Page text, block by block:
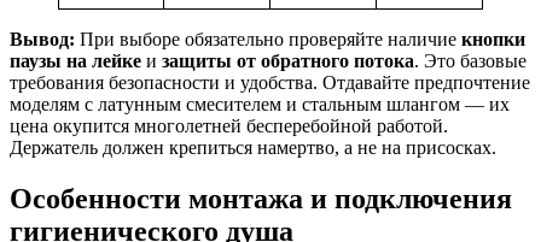
Вывод: При выборе обязательно проверяйте наличие кнопки
паузы на лейке и защиты от обратного потока. Это базовые
требования безопасности и удобства. Отдавайте предпочтение
моделям с латунным смесителем и стальным шлангом — их
цена окупится многолетней бесперебойной работой.
Держатель должен крепиться намертво, а не на присосках.
Особенности монтажа и подключения
гигиенического душа